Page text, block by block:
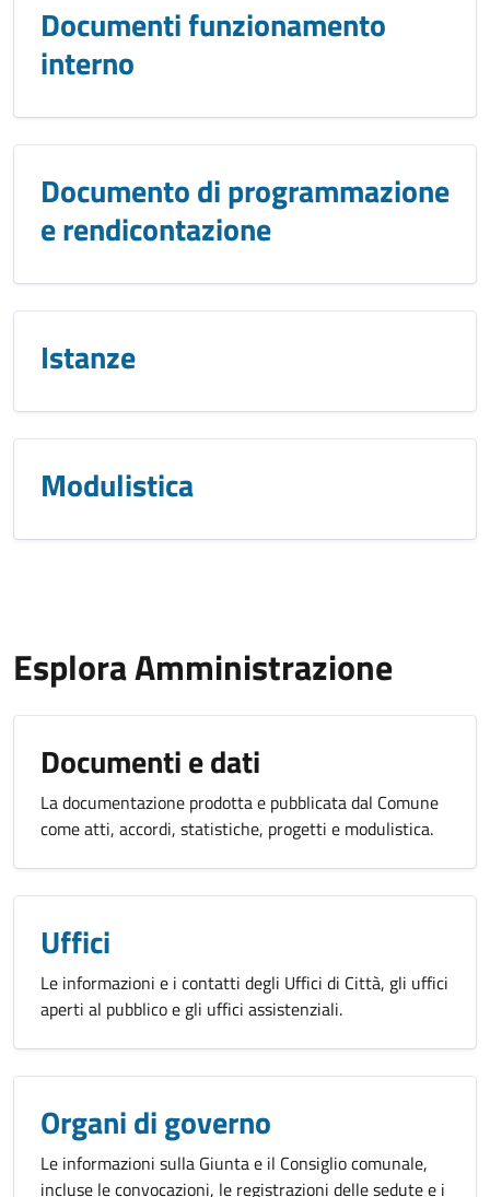
Documenti funzionamento
interno
Documento di programmazione
e rendicontazione
Istanze
Modulistica
Esplora Amministrazione
Documenti e dati
La documentazione prodotta e pubblicata dal Comune
come atti, accordi, statistiche, progetti e modulistica.
Uffici
Le informazioni e i contatti degli Uffici di Città, gli uffici
aperti al pubblico e gli uffici assistenziali.
Organi di governo
Le informazioni sulla Giunta e il Consiglio comunale,
incluse le convocazioni, le registrazioni delle sedute e i